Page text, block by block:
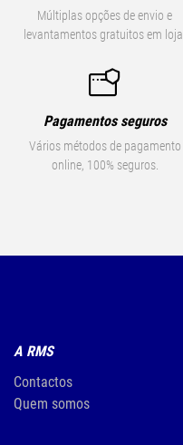
Múltiplas opções de envio e
levantamentos gratuitos em loja.
Pagamentos seguros
Vários métodos de pagamento
online, 100% seguros.
A RMS
Contactos
Quem somos